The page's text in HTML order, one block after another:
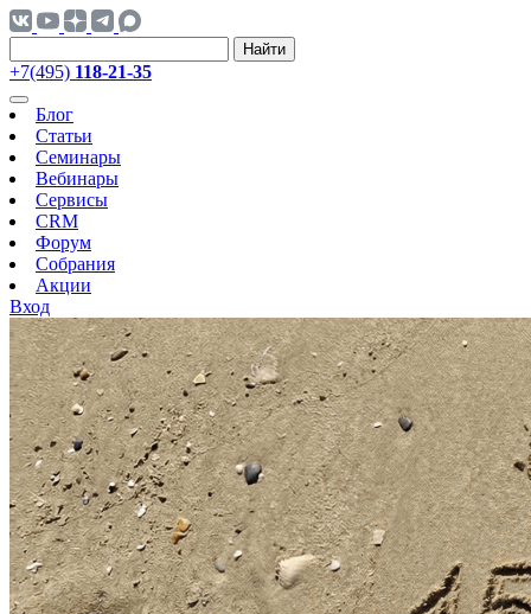
Найти
+7(495) 118-21-35
Блог
Статьи
Семинары
Вебинары
Сервисы
CRM
Форум
Собрания
Акции
Вход